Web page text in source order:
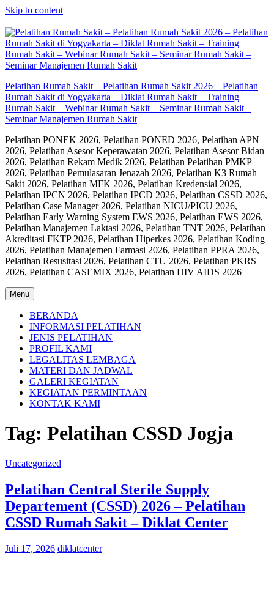
Skip to content
Pelatihan Rumah Sakit – Pelatihan Rumah Sakit 2026 – Pelatihan
Rumah Sakit di Yogyakarta – Diklat Rumah Sakit – Training
Rumah Sakit – Webinar Rumah Sakit – Seminar Rumah Sakit –
Seminar Manajemen Rumah Sakit
Pelatihan PONEK 2026, Pelatihan PONED 2026, Pelatihan APN
2026, Pelatihan Asesor Keperawatan 2026, Pelatihan Asesor Bidan
2026, Pelatihan Rekam Medik 2026, Pelatihan Pelatihan PMKP
2026, Pelatihan Pemulasaran Jenazah 2026, Pelatihan K3 Rumah
Sakit 2026, Pelatihan MFK 2026, Pelatihan Kredensial 2026,
Pelatihan IPCN 2026, Pelatihan IPCD 2026, Pelatihan CSSD 2026,
Pelatihan Case Manager 2026, Pelatihan NICU/PICU 2026,
Pelatihan Early Warning System EWS 2026, Pelatihan EWS 2026,
Pelatihan Manajemen Laktasi 2026, Pelatihan TNT 2026, Pelatihan
Akreditasi FKTP 2026, Pelatihan Hiperkes 2026, Pelatihan Koding
2026, Pelatihan Manajemen Farmasi 2026, Pelatihan PPRA 2026,
Pelatihan Resusitasi 2026, Pelatihan CTU 2026, Pelatihan PKRS
2026, Pelatihan CASEMIX 2026, Pelatihan HIV AIDS 2026
Menu
BERANDA
INFORMASI PELATIHAN
JENIS PELATIHAN
PROFIL KAMI
LEGALITAS LEMBAGA
MATERI DAN JADWAL
GALERI KEGIATAN
KEGIATAN PERMINTAAN
KONTAK KAMI
Tag: Pelatihan CSSD Jogja
Uncategorized
Pelatihan Central Sterile Supply
Departement (CSSD) 2026 – Pelatihan
CSSD Rumah Sakit – Diklat Center
Juli 17, 2026 diklatcenter